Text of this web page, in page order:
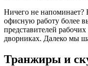
Ничего не
офисную работу более
представителей
дворниках. Далеко мы
Транжиры и